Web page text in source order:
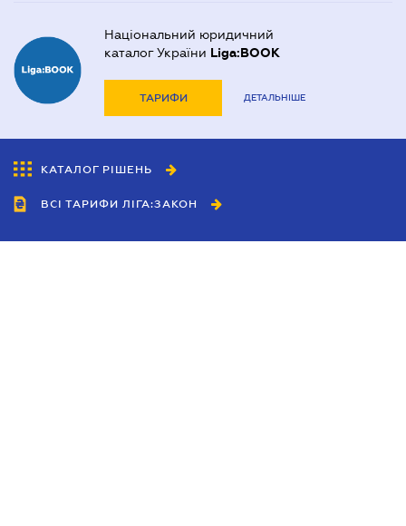
Національний юридичний
каталог України Liga:BOOK
ТАРИФИ ДЕТАЛЬНІШЕ
КАТАЛОГ РІШЕНЬ
ВСІ ТАРИФИ ЛІГА:ЗАКОН